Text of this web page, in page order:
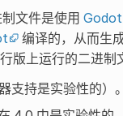
文件是使用
编译的，从而生
版上运行的二进制
支持是实验性的）。